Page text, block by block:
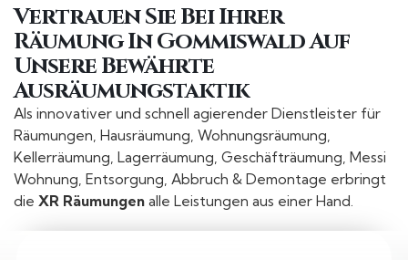
Vertrauen Sie Bei Ihrer
Räumung In Gommiswald Auf
Unsere Bewährte
Ausräumungstaktik
Als innovativer und schnell agierender Dienstleister für
Räumungen, Hausräumung, Wohnungsräumung,
Kellerräumung, Lagerräumung, Geschäfträumung, Messi
Wohnung, Entsorgung, Abbruch & Demontage erbringt
die XR Räumungen alle Leistungen aus einer Hand.